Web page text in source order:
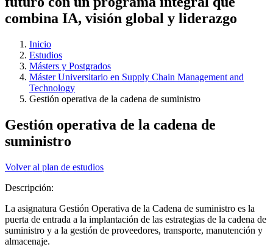
combina IA, visión global y liderazgo
Inicio
Estudios
Másters y Postgrados
Máster Universitario en Supply Chain Management and
Technology
Gestión operativa de la cadena de suministro
Gestión operativa de la cadena de
suministro
Volver al plan de estudios
Descripción:
La asignatura Gestión Operativa de la Cadena de suministro es la
puerta de entrada a la implantación de las estrategias de la cadena de
suministro y a la gestión de proveedores, transporte, manutención y
almacenaje.